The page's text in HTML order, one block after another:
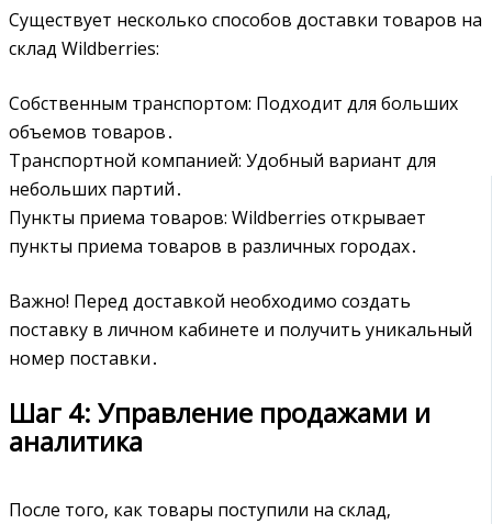
Существует несколько способов доставки товаров на
склад Wildberries:
Собственным транспортом: Подходит для больших
объемов товаров․
Транспортной компанией: Удобный вариант для
небольших партий․
Пункты приема товаров: Wildberries открывает
пункты приема товаров в различных городах․
Важно! Перед доставкой необходимо создать
поставку в личном кабинете и получить уникальный
номер поставки․
Шаг 4: Управление продажами и
аналитика
После того‚ как товары поступили на склад‚